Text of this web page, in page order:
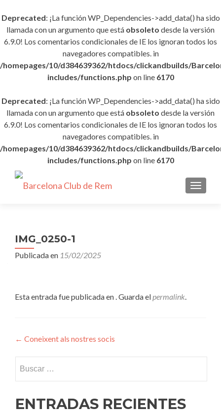
Deprecated: ¡La función WP_Dependencies->add_data() ha sido
llamada con un argumento que está obsoleto desde la versión
6.9.0! Los comentarios condicionales de IE los ignoran todos los
navegadores compatibles. in
/homepages/10/d384639362/htdocs/clickandbuilds/
includes/functions.php on line 6170
Deprecated: ¡La función WP_Dependencies->add_data() ha sido
llamada con un argumento que está obsoleto desde la versión
6.9.0! Los comentarios condicionales de IE los ignoran todos los
navegadores compatibles. in
/homepages/10/d384639362/htdocs/clickandbuilds/
includes/functions.php on line 6170
IMG_0250-1
Publicada en 15/02/2025
Esta entrada fue publicada en . Guarda elpermalink.
Navegación
de
entradas
← Coneixent als nostres socis
ENTRADAS RECIENTES